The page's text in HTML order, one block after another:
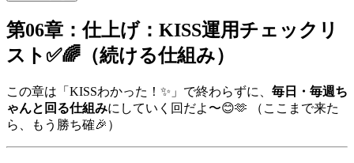
第06章：仕上げ：KISS運用チェックリ
スト✅🌈（続ける仕組み）
この章は「KISSわかった！✨」で終わらずに、 毎日・毎週ち
ゃんと回る仕組みにしていく回だよ〜😊🫶 （ここまで来た
ら、もう勝ち確🎉）